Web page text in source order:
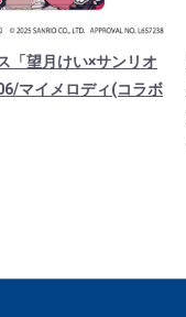
「望月けい×サンリオ
マイメロディ(コラボ